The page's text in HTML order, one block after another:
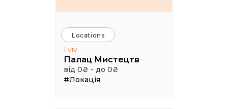
Locations
Lviv
Палац Мистецтв
від 0₴ - до 0₴
#Локація